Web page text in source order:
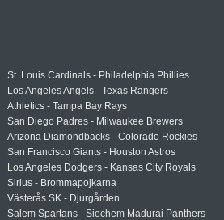
St. Louis Cardinals - Philadelphia Phillies
Los Angeles Angels - Texas Rangers
Athletics - Tampa Bay Rays
San Diego Padres - Milwaukee Brewers
Arizona Diamondbacks - Colorado Rockies
San Francisco Giants - Houston Astros
Los Angeles Dodgers - Kansas City Royals
Sirius - Brommapojkarna
Västerås SK - Djurgården
Salem Spartans - Siechem Madurai Panthers